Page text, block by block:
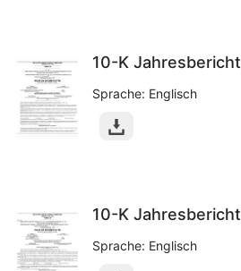
10-K Jahresbericht
Sprache: Englisch
10-K Jahresbericht
Sprache: Englisch